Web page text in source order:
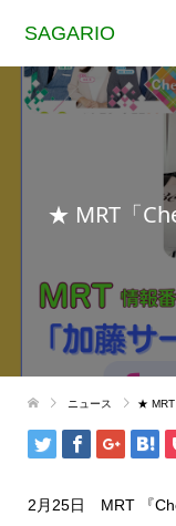
SAGARIO
★ MRT「
ニュース ★ MRT
2月25日 MRT 『